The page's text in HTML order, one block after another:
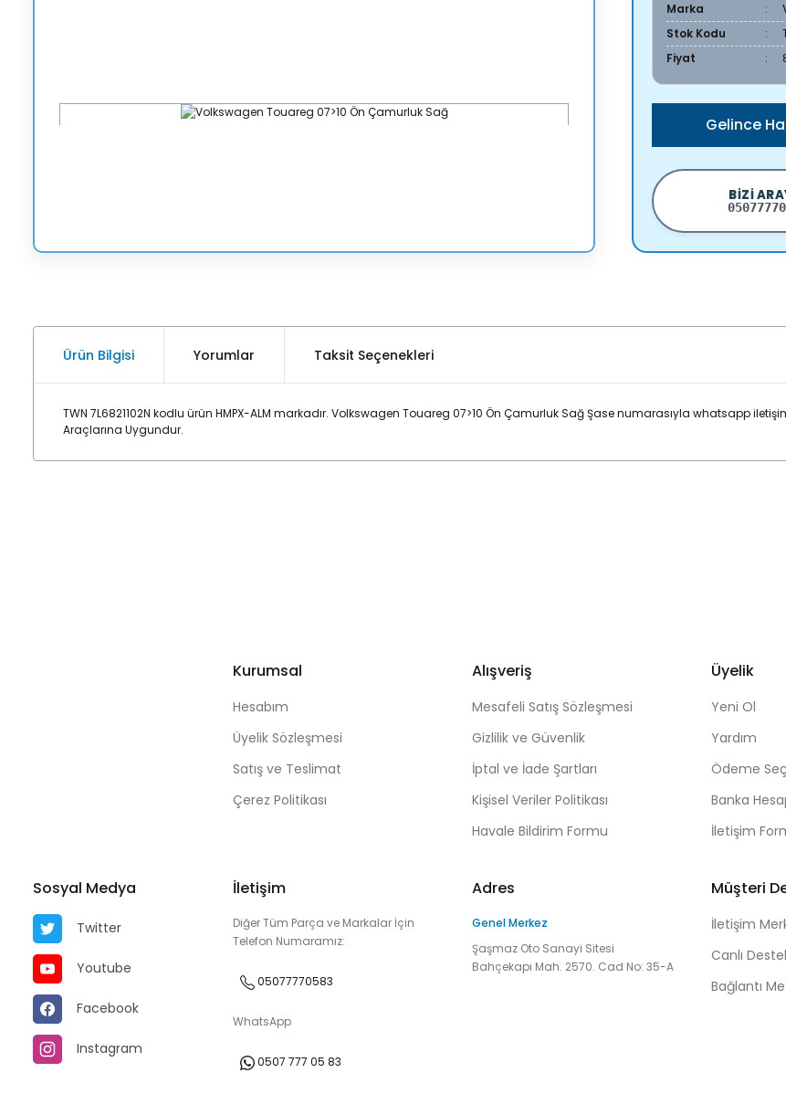
Marka
Stok Kodu
Fiyat
Gelince
BIZI
Ürün Bilgisi Yorumlar Taksit Seçenekleri
TWN 7L6821102N kodlu ürün HMPX-ALM markadır. Volkswagen Touareg 07>10 Ön Çamurluk Sağ Şase numarasıyla whatsapp
Araçlarına Uygundur.
Kurumsal
Hesabım
Üyelik Sözleşmesi
Satış ve Teslimat
Çerez Politikası
Alışveriş
Mesafeli Satış Sözleşmesi
Gizlilik ve Güvenlik
İptal ve İade Şartları
Kişisel Veriler Politikası
Havale Bildirim Formu
Üyelik
Yeni Ol
Yardım
Ödeme
Banka
İletişim
Sosyal Medya
Twitter
Youtube
Facebook
Instagram
İletişim
Diğer Tüm Parça ve Markalar İçin
Telefon Numaramız:
05077770583
WhatsApp
0507 777 05 83
Adres
Genel Merkez
Şaşmaz Oto Sanayi Sitesi
Bahçekapı Mah. 2570. Cad No: 35-A
Müşteri
İletişim
Canlı
Bağlantı